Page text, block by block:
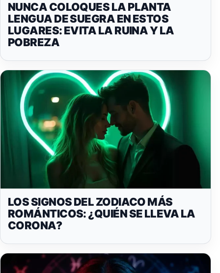
NUNCA COLOQUES LA PLANTA
LENGUA DE SUEGRA EN ESTOS
LUGARES: EVITA LA RUINA Y LA
POBREZA
LOS SIGNOS DEL ZODIACO MÁS
ROMÁNTICOS: ¿QUIÉN SE LLEVA LA
CORONA?